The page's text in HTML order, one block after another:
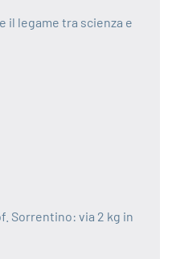
il legame tra scienza e
Sorrentino: via 2 kg in